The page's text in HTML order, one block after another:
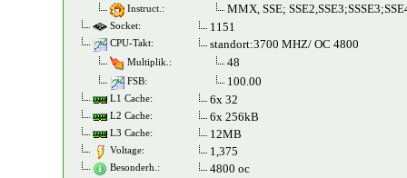
Instruct.: MMX, SSE;
Socket: 1151
CPU-Takt: standort:3700 MHZ/ OC 4800
Multiplik.: 48
FSB: 100.00
L1 Cache: 6x 32
L2 Cache: 6x 256kB
L3 Cache: 12MB
Voltage: 1,375
Besonderh.: 4800 oc